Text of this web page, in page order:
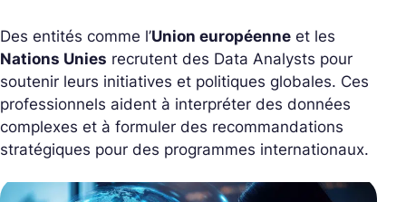
Des entités comme l’Union européenne et les
Nations Unies recrutent des Data Analysts pour
soutenir leurs initiatives et politiques globales. Ces
professionnels aident à interpréter des données
complexes et à formuler des recommandations
stratégiques pour des programmes internationaux.